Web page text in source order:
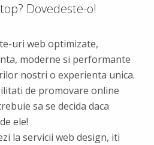
Dovedeste-o!
uri web optimizate,
moderne si performante
nostri o experienta unica.
de promovare online
sa se decida daca
ele!
la servicii web design, iti